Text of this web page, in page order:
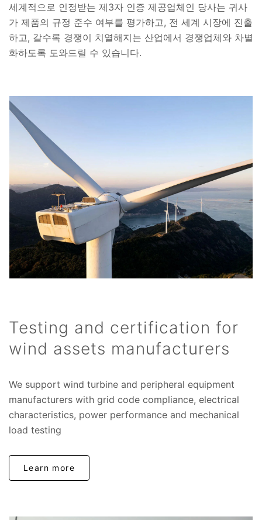
세계적으로 인정받는 제3자 인증 제공업체인 당사는 귀사
가 제품의 규정 준수 여부를 평가하고, 전 세계 시장에 진출
하고, 갈수록 경쟁이 치열해지는 산업에서 경쟁업체와 차별
화하도록 도와드릴 수 있습니다.
Testing and certification for
wind assets manufacturers
We support wind turbine and peripheral equipment
manufacturers with grid code compliance, electrical
characteristics, power performance and mechanical
load testing​
Learn more